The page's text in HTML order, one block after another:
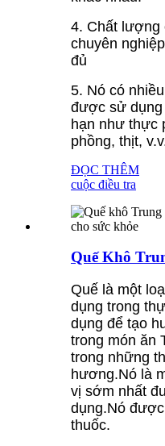
4. Chất lượng
chuyên
đủ
5. Nó có
được sử dụng
hạn như thực
phồng, thịt,
ĐỌC THÊM
cuộc điều tra
Quế Khô
Quế là một
dụng trong
dụng để tạo
trong món ăn
trong những
hương.Nó là
vị sớm nhất
dụng.Nó
thuốc.